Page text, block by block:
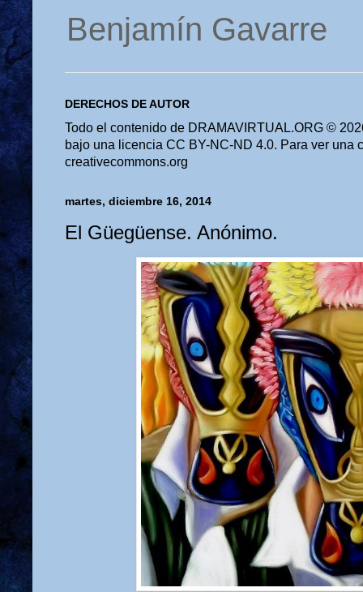
Benjamín Gavarre
DERECHOS DE AUTOR
Todo el contenido de DRAMAVIRTUAL.ORG ©
bajo una licencia CC BY-NC-ND 4.0. Para ver una
creativecommons.org
martes, diciembre 16, 2014
El Güegüense. Anónimo.